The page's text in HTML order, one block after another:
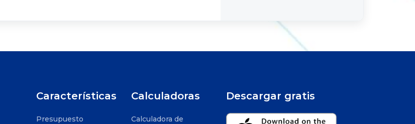
Características
Presupuesto
Calculadoras
Calculadora de
Descargar gratis